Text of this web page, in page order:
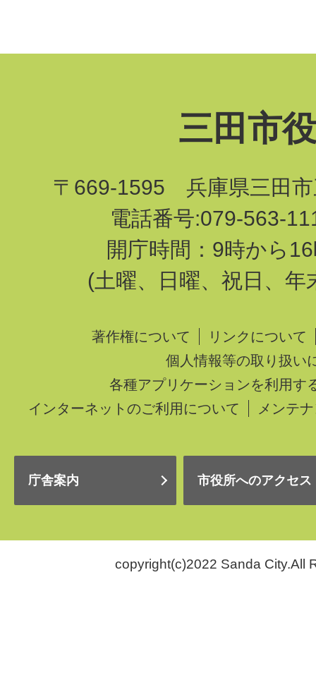
三田市
〒669-1595 兵庫県三田市
電話番号:079-563-
開庁時間：9時から
(土曜、日曜、祝日、年
著作権について
リンクについて
個人情報等の取り扱い
各種アプリケーションを利用す
インターネットのご利用について
メンテ
庁舎案内 市役所へのアクセス
copyright(c)2022 Sanda City.All